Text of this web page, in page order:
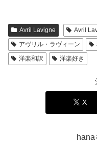
Avril Lavigne Avril
アヴリル・ラヴィーン
洋楽和訳
洋楽好き
X
hana